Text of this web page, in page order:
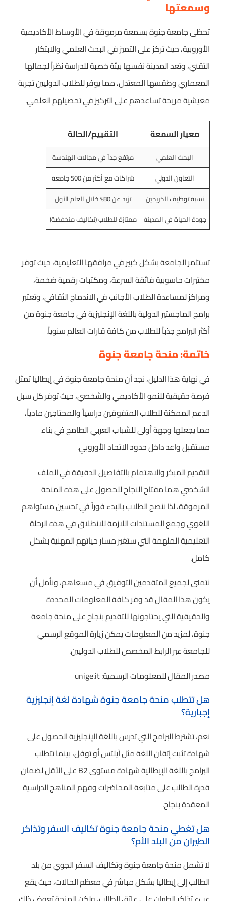
وسمعتها
تحظى جامعة جنوة بسمعة مرموقة في الأوساط الأكاديمية
الأوروبية، حيث تركز على التميز في البحث العلمي والابتكار
التقني، وتعد المدينة نفسها بيئة خصبة للدراسة نظراً لجمالها
المعماري وطقسها المعتدل، مما يوفر للطلاب الدوليين تجربة
معيشية مريحة تساعدهم على التركيز في تحصيلهم العلمي.
معيار السمعة التقييم/الحالة
البحث العلمي
مرتفع جداً في مجالات الهندسة
التعاون الدولي
شراكات مع أكثر من 500 جامعة
نسبة توظيف الخريجين
تزيد عن 80% خلال العام الأول
جودة الحياة في المدينة
ممتازة للطلاب (تكاليف منخفضة)
تستثمر الجامعة بشكل كبير في مرافقها التعليمية، حيث توفر
مختبرات حاسوبية فائقة السرعة، ومكتبات رقمية ضخمة،
ومراكز لمساعدة الطلاب الأجانب في الاندماج الثقافي، وتعتبر
برامج الماجستير الدولية باللغة الإنجليزية في جامعة جنوة من
أكثر البرامج جذباً للطلاب من كافة قارات العالم سنوياً.
خاتمة: منحة جامعة جنوة
في نهاية هذا الدليل، نجد أن منحة جامعة جنوة في إيطاليا تمثل
فرصة حقيقية للنمو الأكاديمي والشخصي، حيث توفر كل سبل
الدعم الممكنة للطلاب المتفوقين دراسياً والمحتاجين مادياً،
مما يجعلها وجهة أولى للشباب العربي الطامح في بناء
مستقبل واعد داخل حدود الاتحاد الأوروبي.
التقديم المبكر والاهتمام بالتفاصيل الدقيقة في الملف
الشخصي هما مفتاح النجاح للحصول على هذه المنحة
المرموقة، لذا ننصح الطلاب بالبدء فوراً في تحسين مستواهم
اللغوي وجمع المستندات اللازمة للانطلاق في هذه الرحلة
التعليمية الملهمة التي ستغير مسار حياتهم المهنية بشكل
كامل.
نتمنى لجميع المتقدمين التوفيق في مسعاهم، ونأمل أن
يكون هذا المقال قد وفر كافة المعلومات المحددة
والحقيقية التي يحتاجونها للتقديم بنجاح على منحة جامعة
جنوة، لمزيد من المعلومات يمكن زيارة الموقع الرسمي
للجامعة عبر الرابط المخصص للطلاب الدوليين.
مصدر المقال للمعلومات الرسمية: unige.it
هل تتطلب منحة جامعة جنوة شهادة لغة إنجليزية
إجبارية؟
نعم، تشترط البرامج التي تدرس باللغة الإنجليزية الحصول على
شهادة تثبت إتقان اللغة مثل آيلتس أو توفل، بينما تتطلب
البرامج باللغة الإيطالية شهادة مستوى B2 على الأقل لضمان
قدرة الطالب على متابعة المحاضرات وفهم المناهج الدراسية
المعقدة بنجاح.
هل تغطي منحة جامعة جنوة تكاليف السفر وتذاكر
الطيران من البلد الأم؟
لا تشمل منحة جامعة جنوة وتكاليف السفر الجوي من بلد
الطالب إلى إيطاليا بشكل مباشر في معظم الحالات، حيث يقع